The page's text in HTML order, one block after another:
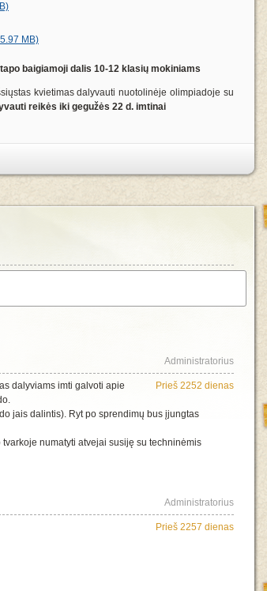
MB)
baigiamoji dalis 10-12 klasių mokiniams
kvietimas dalyvauti nuotolinėje olimpiadoje su
reikės iki gegužės 22 d. imtinai
Administratorius
Prieš 2252 dienas
dalyviams imti galvoti apie
jais dalintis). Ryt po sprendimų bus įjungtas
numatyti atvejai susiję su techninėmis
Administratorius
Prieš 2257 dienas